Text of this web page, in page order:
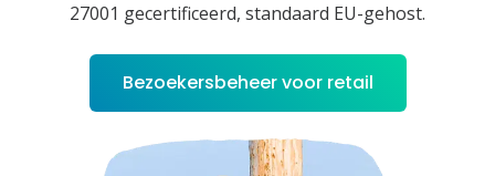
27001 gecertificeerd, standaard EU-gehost.
Bezoekersbeheer voor retail